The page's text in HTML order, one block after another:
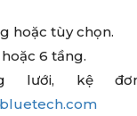
hoặc tùy chọn.
6 tầng.
lưới, kệ